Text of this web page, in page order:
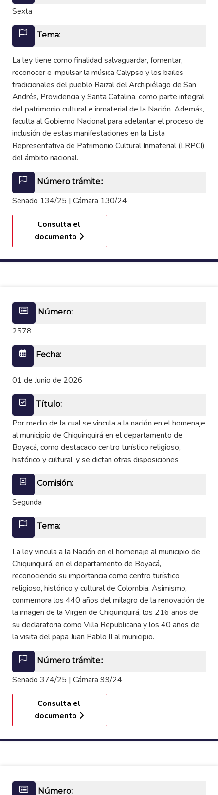
Sexta
Tema:
La ley tiene como finalidad salvaguardar, fomentar,
reconocer e impulsar la música Calypso y los bailes
tradicionales del pueblo Raizal del Archipiélago de San
Andrés, Providencia y Santa Catalina, como parte integral
del patrimonio cultural e inmaterial de la Nación. Además,
faculta al Gobierno Nacional para adelantar el proceso de
inclusión de estas manifestaciones en la Lista
Representativa de Patrimonio Cultural Inmaterial (LRPCI)
del ámbito nacional.
Número trámite::
Senado 134/25 | Cámara 130/24
Consulta el
documento
Número:
2578
Fecha:
01 de Junio de 2026
Título:
Por medio de la cual se vincula a la nación en el homenaje
al municipio de Chiquinquirá en el departamento de
Boyacá, como destacado centro turístico religioso,
histórico y cultural, y se dictan otras disposiciones
Comisión:
Segunda
Tema:
La ley vincula a la Nación en el homenaje al municipio de
Chiquinquirá, en el departamento de Boyacá,
reconociendo su importancia como centro turístico
religioso, histórico y cultural de Colombia. Asimismo,
conmemora los 440 años del milagro de la renovación de
la imagen de la Virgen de Chiquinquirá, los 216 años de
su declaratoria como Villa Republicana y los 40 años de
la visita del papa Juan Pablo II al municipio.
Número trámite::
Senado 374/25 | Cámara 99/24
Consulta el
documento
Número: